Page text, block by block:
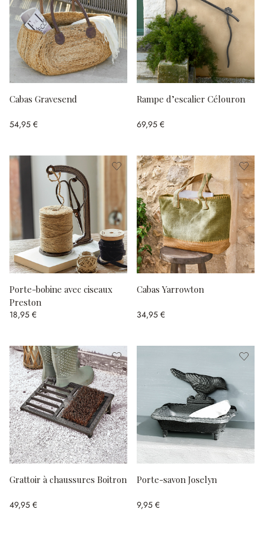
Cabas Gravesend
54,95 €
Rampe d’escalier Célouron
69,95 €
Porte-bobine avec ciseaux
Preston
18,95 €
Cabas Yarrowton
34,95 €
Grattoir à chaussures Boitron
49,95 €
Porte-savon Joselyn
9,95 €